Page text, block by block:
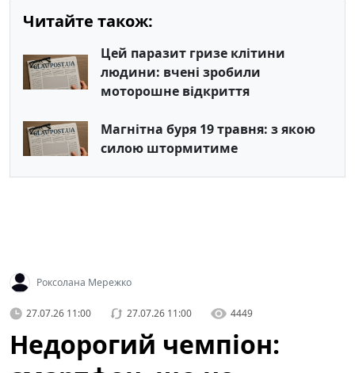
Читайте також:
Цей паразит гризе клітини
людини: вчені зробили
моторошне відкриття
Магнітна буря 19 травня: з якою
силою штормитиме
Роксолана Мережко
27.07.26 11:00 27.07.26 11:00 4449
Недорогий чемпіон: